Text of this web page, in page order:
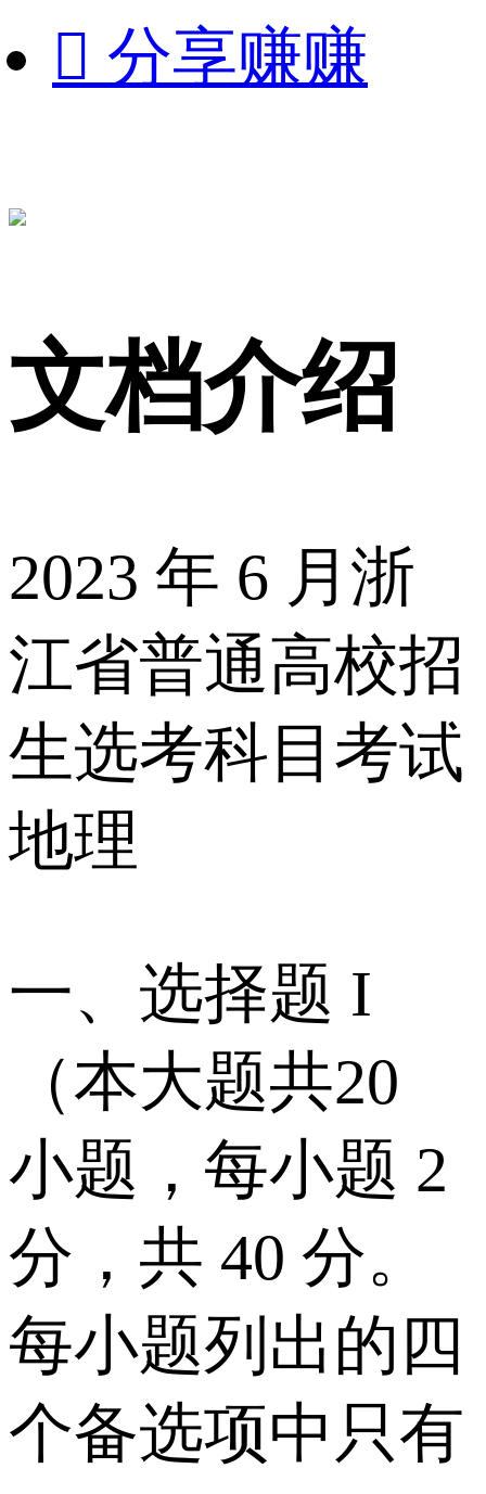
 分享赚赚
文档介绍
2023 年 6 月浙
江省普通高校招
生选考科目考试
地理
一、选择题 I
（本大题共20
小题，每小题 2
分，共 40 分。
每小题列出的四
个备选项中只有